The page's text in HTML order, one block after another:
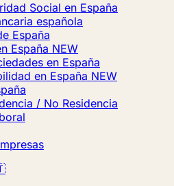
Social en España
española
España
España NEW
en España
en España NEW
/ No Residencia